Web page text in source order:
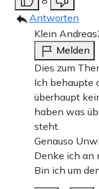
Antworten
Klein Andreas
Melden
Dies zum
Ich behaupte
überhaupt
haben was
steht.
Genauso
Denke ich an
Bin ich um